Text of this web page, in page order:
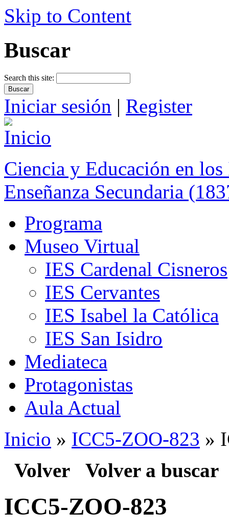
Skip to Content
Buscar
Search this site:
Iniciar sesión | Register
Ciencia y Educación en
Enseñanza Secundaria
Programa
Museo Virtual
IES Cardenal Cisneros
IES Cervantes
IES Isabel la Católica
IES San Isidro
Mediateca
Protagonistas
Aula Actual
Inicio » ICC5-ZOO-823 »
Volver Volver a buscar
ICC5-ZOO-823